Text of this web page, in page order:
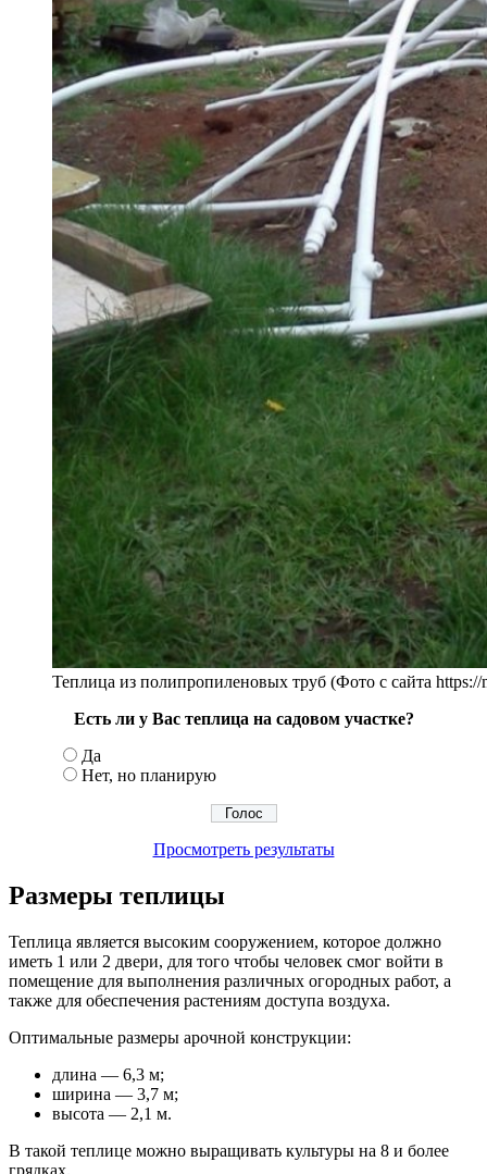
Теплица из полипропиленовых труб (Фото с сайта https://
Есть ли у Вас теплица на садовом участке?
Да
Нет, но планирую
Просмотреть результаты
Размеры теплицы
Теплица является высоким сооружением, которое должно
иметь 1 или 2 двери, для того чтобы человек смог войти в
помещение для выполнения различных огородных работ, а
также для обеспечения растениям доступа воздуха.
Оптимальные размеры арочной конструкции:
длина — 6,3 м;
ширина — 3,7 м;
высота — 2,1 м.
В такой теплице можно выращивать культуры на 8 и более
грядках.